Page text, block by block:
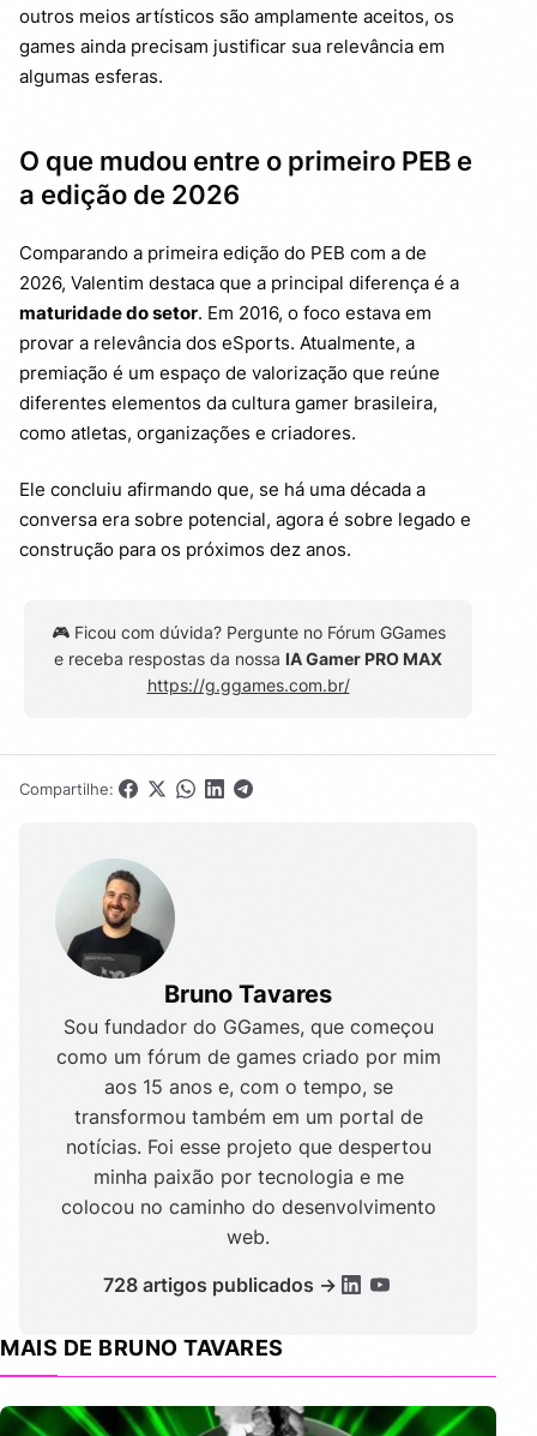
outros meios artísticos são amplamente aceitos, os
games ainda precisam justificar sua relevância em
algumas esferas.
O que mudou entre o primeiro PEB e
a edição de 2026
Comparando a primeira edição do PEB com a de
2026, Valentim destaca que a principal diferença é a
maturidade do setor. Em 2016, o foco estava em
provar a relevância dos eSports. Atualmente, a
premiação é um espaço de valorização que reúne
diferentes elementos da cultura gamer brasileira,
como atletas, organizações e criadores.
Ele concluiu afirmando que, se há uma década a
conversa era sobre potencial, agora é sobre legado e
construção para os próximos dez anos.
🎮 Ficou com dúvida? Pergunte no Fórum GGames
e receba respostas da nossa IA Gamer PRO MAX
https://g.ggames.com.br/
Compartilhe:
Bruno Tavares
Sou fundador do GGames, que começou
como um fórum de games criado por mim
aos 15 anos e, com o tempo, se
transformou também em um portal de
notícias. Foi esse projeto que despertou
minha paixão por tecnologia e me
colocou no caminho do desenvolvimento
web.
728 artigos publicados →
MAIS DE BRUNO TAVARES